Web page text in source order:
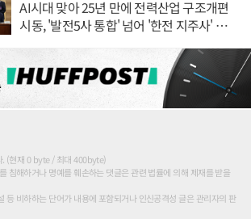
AI시대 맞아 25년 만에 전력산업 구조개편
시동, '발전5사 통합' 넘어 '한전 지주사' 재편
. (현재 0 byte / 최대 400byte)
침해하거나 명예를 훼손하는 댓글은 관련 법률에 의해 제재를 받을
등 비하하는 단어가 내용에 포함되거나 인신공격성 글은 관리자의 판